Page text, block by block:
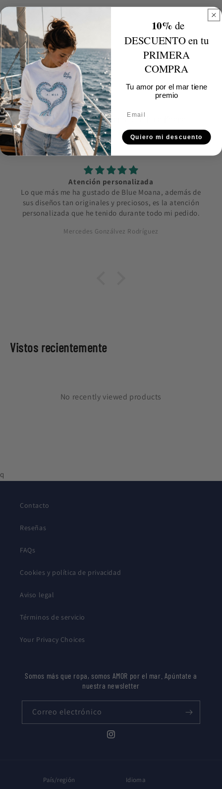
Cómo medir
Share
Los que opinan los clientes de Blue Moana
de 191 reseñas
Atención personalizada
Lo que más me ha gustado de Blue Moana, además de
sus diseños tan originales y preciosos, es la atención
personalizada que he tenido durante todo mi pedido.
Mercedes Gonzálvez Rodríguez
Vistos recientemente
No recently viewed products
q
Contacto
Reseñas
FAQs
Cookies y política de privacidad
Aviso legal
Términos de servicio
Your Privacy Choices
Somos más que ropa, somos AMOR por el mar. Apúntate a
nuestra newsletter
Correo electrónico
Instagram
País/región Idioma
10% de
DESCUENTO en tu
PRIMERA
COMPRA
Tu amor por el mar tiene
premio
Quiero mi descuento